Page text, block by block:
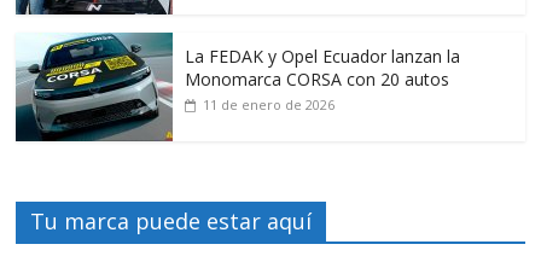
La FEDAK y Opel Ecuador lanzan la
Monomarca CORSA con 20 autos
11 de enero de 2026
Tu marca puede estar aquí